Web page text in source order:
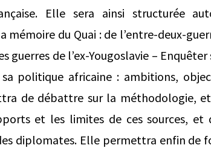
Elle sera ainsi structurée
mémoire du Quai : de l’entre-deux-
guerres de l’ex-Yougoslavie –
politique africaine : ambitions,
de débattre sur la méthodologie,
et les limites de ces sources, et
diplomates. Elle permettra enfin de